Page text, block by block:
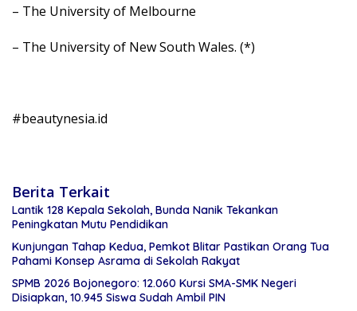
– The University of Melbourne
– The University of New South Wales. (*)
#beautynesia.id
Berita Terkait
Lantik 128 Kepala Sekolah, Bunda Nanik Tekankan
Peningkatan Mutu Pendidikan
Kunjungan Tahap Kedua, Pemkot Blitar Pastikan Orang Tua
Pahami Konsep Asrama di Sekolah Rakyat
SPMB 2026 Bojonegoro: 12.060 Kursi SMA-SMK Negeri
Disiapkan, 10.945 Siswa Sudah Ambil PIN